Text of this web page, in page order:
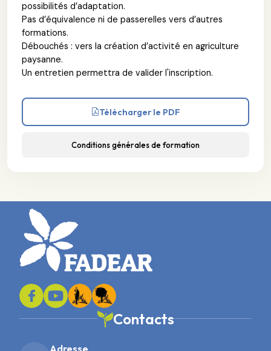
possibilités d’adaptation.
Pas d’équivalence ni de passerelles vers d’autres
formations.
Débouchés : vers la création d’activité en agriculture
paysanne.
Un entretien permettra de valider l'inscription.
Télécharger le PDF
Conditions générales de formation
Contacts
Adresse